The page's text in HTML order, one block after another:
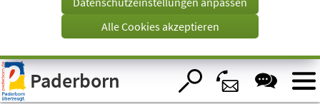
Visuelle
Assistenzsoftware
öffnen.
Alle Cookies akzeptieren
Paderborn